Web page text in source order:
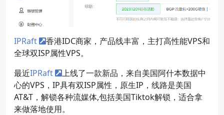
IPRaft
香港IDC商家，产品线丰富，主打高性能VPS和
全球双ISP属性VPS。
最近IPRaft
上线了一款新品，来自美国阿什本数据中
心的VPS，IP具有双ISP属性，原生IP，线路是美国
AT&T，解锁各种流媒体,包括美国Tiktok解锁，适合拿
来做落地使用。